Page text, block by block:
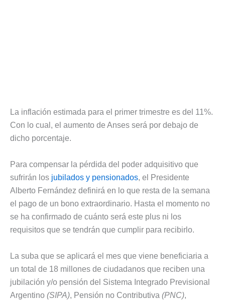
La inflación estimada para el primer trimestre es del 11%.
Con lo cual, el aumento de Anses será por debajo de
dicho porcentaje.
Para compensar la pérdida del poder adquisitivo que
sufrirán los jubilados y pensionados, el Presidente
Alberto Fernández definirá en lo que resta de la semana
el pago de un bono extraordinario. Hasta el momento no
se ha confirmado de cuánto será este plus ni los
requisitos que se tendrán que cumplir para recibirlo.
La suba que se aplicará el mes que viene beneficiaria a
un total de 18 millones de ciudadanos que reciben una
jubilación y/o pensión del Sistema Integrado Previsional
Argentino (SIPA), Pensión no Contributiva (PNC),